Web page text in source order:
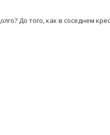
До того, как в соседнем